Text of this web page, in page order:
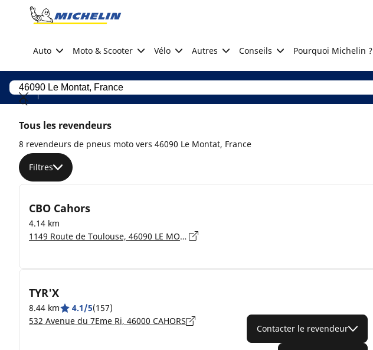
Go to page content
Auto Moto & Scooter Vélo Autres Conseils Pourquoi Michelin ?
Tous les revendeurs
8 revendeurs de pneus moto vers 46090 Le Montat, France
Filtres
CBO Cahors
4.14 km
1149 Route de Toulouse, 46090 LE MONTAT
TYR'X
8.44 km 4.1/5(157)
532 Avenue du 7Eme Ri, 46000 CAHORS
Contacter le revendeur